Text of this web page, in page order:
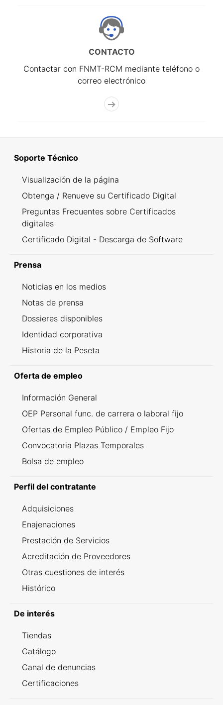
CONTACTO
Contactar con FNMT-RCM mediante teléfono o
correo electrónico
Soporte Técnico
Visualización de la página
Obtenga / Renueve su Certificado Digital
Preguntas Frecuentes sobre Certificados
digitales
Certificado Digital - Descarga de Software
Prensa
Noticias en los medios
Notas de prensa
Dossieres disponibles
Identidad corporativa
Historia de la Peseta
Oferta de empleo
Información General
OEP Personal func. de carrera o laboral fijo
Ofertas de Empleo Público / Empleo Fijo
Convocatoria Plazas Temporales
Bolsa de empleo
Perfil del contratante
Adquisiciones
Enajenaciones
Prestación de Servicios
Acreditación de Proveedores
Otras cuestiones de interés
Histórico
De interés
Tiendas
Catálogo
Canal de denuncias
Certificaciones